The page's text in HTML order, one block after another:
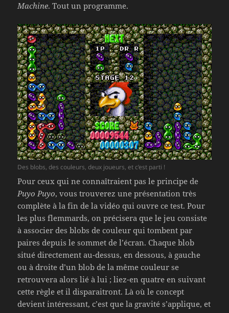
Machine. Tout un programme.
Des blobs, des couleurs, deux joueurs, et c’est parti !
Pour ceux qui ne connaîtraient pas le principe de
Puyo Puyo, vous trouverez une présentation très
complète à la fin de la vidéo qui ouvre ce test. Pour
les plus flemmards, on précisera que le jeu consiste
à associer des blobs de couleur qui tombent par
paires depuis le sommet de l’écran. Chaque blob
situé directement au-dessus, en dessous, à gauche
ou à droite d’un blob de la même couleur se
retrouvera alors lié à lui ; liez-en quatre en suivant
cette règle et il disparaitront. Là où le concept
devient intéressant, c’est que la gravité s’applique, et